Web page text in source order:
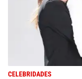
CELEBRIDADES